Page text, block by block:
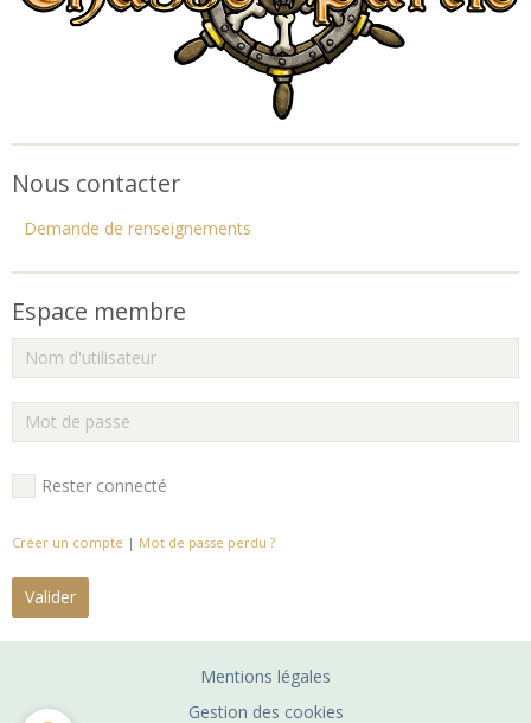
Nous contacter
Demande de renseignements
Espace membre
Rester connecté
Créer un compte | Mot de passe perdu ?
Valider
Mentions légales
Gestion des cookies